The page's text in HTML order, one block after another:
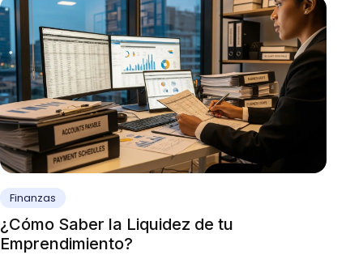
Finanzas
¿Cómo Saber la Liquidez de tu
Emprendimiento?